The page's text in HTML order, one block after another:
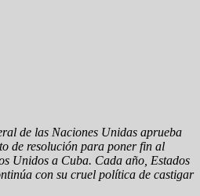
de las Naciones Unidas aprueba
de resolución para poner fin al
Unidos a Cuba. Cada año, Estados
con su cruel política de castigar